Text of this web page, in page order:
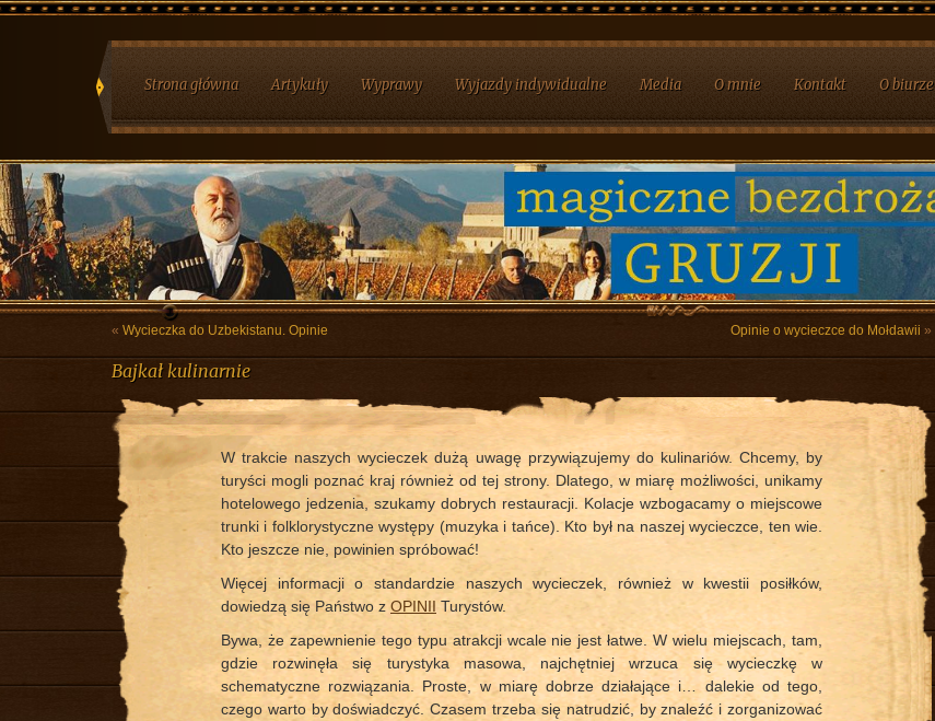
Strona główna Artykuły Wyprawy Wyjazdy indywidualne Media O mnie Kontakt O biurze
« Wycieczka do Uzbekistanu. Opinie Opinie o wycieczce do Mołdawii »
Bajkał kulinarnie
W trakcie naszych wycieczek dużą uwagę przywiązujemy do kulinariów. Chcemy, by
turyści mogli poznać kraj również od tej strony. Dlatego, w miarę możliwości, unikamy
hotelowego jedzenia, szukamy dobrych restauracji. Kolacje wzbogacamy o miejscowe
trunki i folklorystyczne występy (muzyka i tańce). Kto był na naszej wycieczce, ten wie.
Kto jeszcze nie, powinien spróbować!
Więcej informacji o standardzie naszych wycieczek, również w kwestii posiłków,
dowiedzą się Państwo z OPINII Turystów.
Bywa, że zapewnienie tego typu atrakcji wcale nie jest łatwe. W wielu miejscach, tam,
gdzie rozwinęła się turystyka masowa, najchętniej wrzuca się wycieczkę w
schematyczne rozwiązania. Proste, w miarę dobrze działające i… dalekie od tego,
czego warto by doświadczyć. Czasem trzeba się natrudzić, by znaleźć i zorganizować